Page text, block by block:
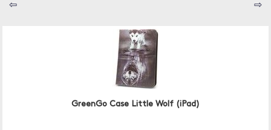
⇦ ⇨
GreenGo Case Little Wolf (iPad)